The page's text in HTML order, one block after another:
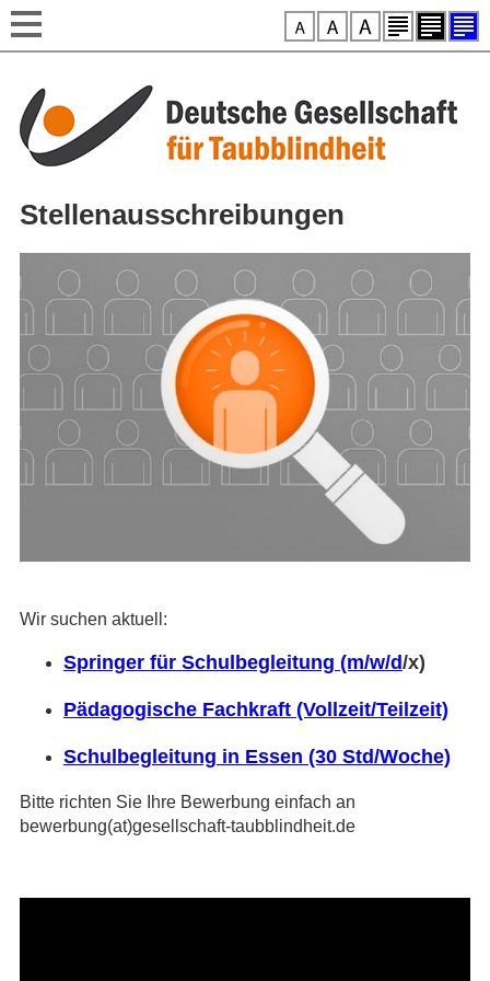
Direkt zum Inhalt
Style-Switcher
Stellenausschreibungen
Wir suchen aktuell:
Springer für Schulbegleitung (m/w/d/x)
Pädagogische Fachkraft (Vollzeit/Teilzeit)
Schulbegleitung in Essen (30 Std/Woche)
Bitte richten Sie Ihre Bewerbung einfach an
bewerbung(at)gesellschaft-taubblindheit.de